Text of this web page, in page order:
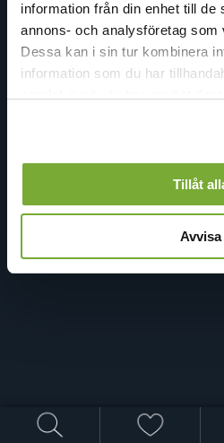
information från din enhet till de
annons- och analysföretag som
Dessa kan i sin tur kombinera
information som du har
Tillåt
Avvisa